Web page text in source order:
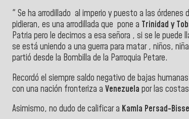
" Se ha arrodillado al imperio y puesto a las
pidieran, es una arrodillada que pone a Trinidad y
Patria pero le decimos a esa señora , si se le puede
se está uniendo a una guerra para matar , niños,
partió desde la Bombilla de la Parroquia Petare.
Recordó el siempre saldo negativo de bajas
con una nación fronteriza a Venezuela por las
Asimismo, no dudo de calificar a Kamla Persad-